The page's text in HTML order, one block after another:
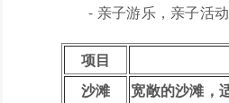
- 亲子游乐，亲子活
项目
沙滩
宽敞的沙滩，